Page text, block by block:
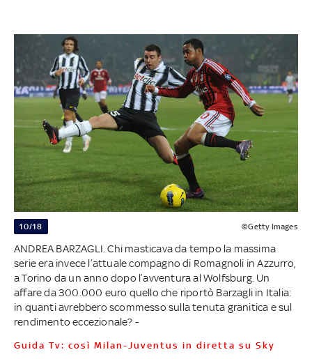
10/18 ©Getty Images
ANDREA BARZAGLI. Chi masticava da tempo la massima
serie era invece l’attuale compagno di Romagnoli in Azzurro,
a Torino da un anno dopo l’avventura al Wolfsburg. Un
affare da 300.000 euro quello che riportò Barzagli in Italia:
in quanti avrebbero scommesso sulla tenuta granitica e sul
rendimento eccezionale? -
Guida Tv: così Milan-Juventus in diretta su Sky